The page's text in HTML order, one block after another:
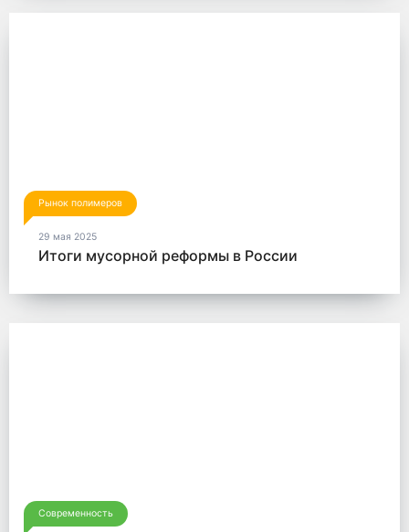
Рынок полимеров
29 мая 2025
Итоги мусорной реформы в России
Современность